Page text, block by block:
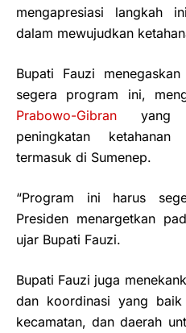
mengapresiasi langkah
dalam mewujudkan
Bupati Fauzi
segera program ini,
Prabowo-Gibran yang
peningkatan
termasuk di Sumenep.
“Program ini harus
Presiden menargetkan
ujar Bupati Fauzi.
Bupati Fauzi juga
dan koordinasi yang
kecamatan, dan daerah